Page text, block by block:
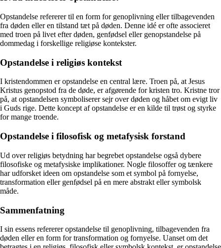
Opstandelse refererer til en form for genoplivning eller tilbagevenden
fra døden eller en tilstand tæt på døden. Denne idé er ofte associeret
med troen på livet efter døden, genfødsel eller genopstandelse på
dommedag i forskellige religiøse kontekster.
Opstandelse i religiøs kontekst
I kristendommen er opstandelse en central lære. Troen på, at Jesus
Kristus genopstod fra de døde, er afgørende for kristen tro. Kristne tror
på, at opstandelsen symboliserer sejr over døden og håbet om evigt liv
i Guds rige. Dette koncept af opstandelse er en kilde til trøst og styrke
for mange troende.
Opstandelse i filosofisk og metafysisk forstand
Ud over religiøs betydning har begrebet opstandelse også dybere
filosofiske og metafysiske implikationer. Nogle filosoffer og tænkere
har udforsket ideen om opstandelse som et symbol på fornyelse,
transformation eller genfødsel på en mere abstrakt eller symbolsk
måde.
Sammenfatning
I sin essens refererer opstandelse til genoplivning, tilbagevenden fra
døden eller en form for transformation og fornyelse. Uanset om det